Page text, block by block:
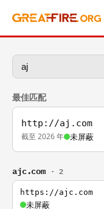
最佳匹配
http://aj.com
截至 2026 年 未屏蔽
ajc.com · 2
https://ajc.com
未屏蔽